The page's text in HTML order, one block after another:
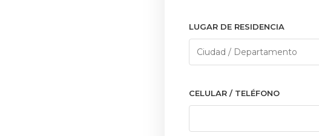
LUGAR DE RESIDENCIA
CELULAR / TELÉFONO